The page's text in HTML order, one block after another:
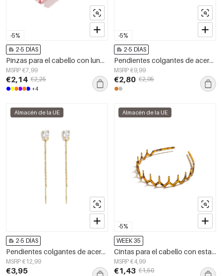
-5%
2-5 DÍAS
Pinzas para el cabello con lunares, accesorios diarios de PVC
MSRP €7,99
€2,14 €2,25
+4
-5%
2-5 DÍAS
Pendientes colgantes de acero inoxidable con forma geométrica, sencillos para uso diario, de la serie Simple. Joyería para mujer.
MSRP €9,99
€2,80 €2,95
Almacén de la UE
2-5 DÍAS
Pendientes colgantes de acero inoxidable con cadena, elegantes, de la serie Daily Simple, joyería para mujer.
MSRP €12,99
€3,95
-5%
Almacén de la UE
WEEK 35
Cintas para el cabello con estampado animal, abdominales diarios, accesorios diarios
MSRP €4,99
€1,43 €1,50